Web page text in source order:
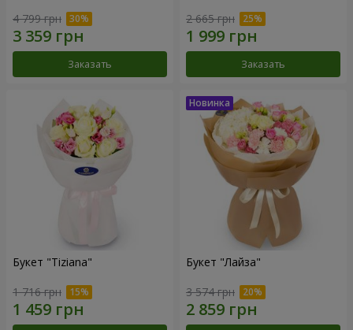
4 799 грн
Заказать
2 665 грн
Заказать
Букет "Tiziana"
1 716 грн
Букет "Лайза"
3 574 грн